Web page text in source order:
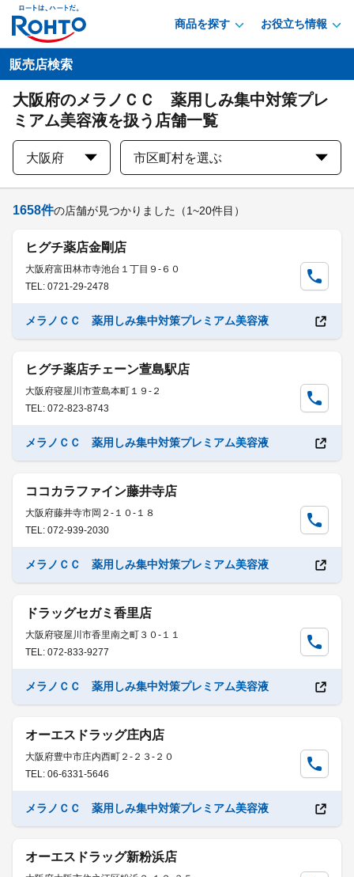
商品を探す お役立ち情報
販売店検索
大阪府のメラノＣＣ 薬用しみ集中対策プレ
ミアム美容液を扱う店舗一覧
大阪府 市区町村を選ぶ
1658件の店舗が見つかりました （1~20件目）
ヒグチ薬店金剛店
大阪府富田林市寺池台１丁目９-６０
TEL: 0721-29-2478
メラノＣＣ 薬用しみ集中対策プレミアム美容液
ヒグチ薬店チェーン萱島駅店
大阪府寝屋川市萱島本町１９-２
TEL: 072-823-8743
メラノＣＣ 薬用しみ集中対策プレミアム美容液
ココカラファイン藤井寺店
大阪府藤井寺市岡２-１０-１８
TEL: 072-939-2030
メラノＣＣ 薬用しみ集中対策プレミアム美容液
ドラッグセガミ香里店
大阪府寝屋川市香里南之町３０-１１
TEL: 072-833-9277
メラノＣＣ 薬用しみ集中対策プレミアム美容液
オーエスドラッグ庄内店
大阪府豊中市庄内西町２-２３-２０
TEL: 06-6331-5646
メラノＣＣ 薬用しみ集中対策プレミアム美容液
オーエスドラッグ新粉浜店